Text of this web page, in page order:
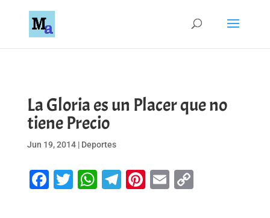
La Gloria es un Placer que no
tiene Precio
Jun 19, 2014| Deportes
Facebook
Twitter
WhatsApp
Telegram
Pinterest
EmailCopy